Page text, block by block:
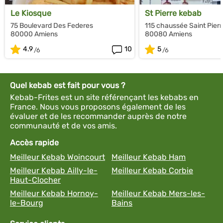
Le Kiosque
75 Boulevard Des Federes
80000 Amiens
4.9
10
St Pierre kebab
115 chaussée Saint
80080 Amiens
5
Quel kebab est fait pour vous ?
Kebab-Frites est un site référençant les kebabs en
France. Nous vous proposons également de les
évaluer et de les recommander auprès de notre
communauté et de vos amis.
Accès rapide
Meilleur Kebab Woincourt
Meilleur Kebab Ham
Meilleur Kebab Ailly-le-
Haut-Clocher
Meilleur Kebab Corbie
Meilleur Kebab Hornoy-
le-Bourg
Meilleur Kebab Mers-les-
Bains